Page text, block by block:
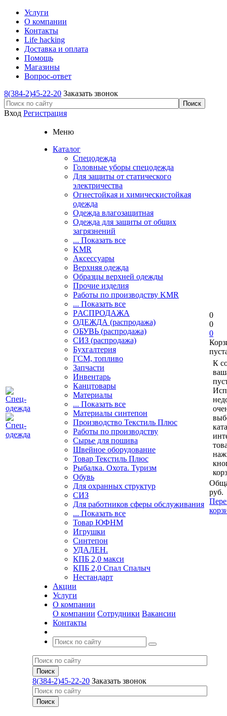
Услуги
О компании
Контакты
Life hacking
Доставка и оплата
Помощь
Магазины
Вопрос-ответ
8(384-2)45-22-20 Заказать звонок
Вход Регистрация
Меню
Каталог
Спецодежда
Головные уборы спецодежда
Для защиты от статического
электричества
Огнестойкая и химическистойкая
одежда
Одежда влагозащитная
Одежда для защиты от общих
загрязнений
... Показать все
KMR
Аксессуары
Верхняя одежда
Образцы верхней одежды
Прочие изделия
Работы по производству KMR
... Показать все
PАСПРОДАЖА
ОДЕЖДА (распродажа)
ОБУВЬ (распродажа)
СИЗ (распродажа)
Бухгалтерия
ГСМ, топливо
Запчасти
Инвентарь
Канцтовары
Материалы
... Показать все
Материалы синтепон
Производство Текстиль Плюс
Работы по производству
Сырье для пошива
Швейное оборудование
Товар Текстиль Плюс
Рыбалка. Охота. Туризм
Обувь
Для охранных структур
СИЗ
Для работников сферы обслуживания
... Показать все
Товар ЮФНМ
Игрушки
Синтепон
УДАЛЕН.
КПБ 2,0 макси
КПБ 2,0 Спал Спалыч
Нестандарт
Акции
Услуги
О компании
О компании Сотрудники Вакансии
Контакты
8(384-2)45-22-20 Заказать звонок
0
0
0
К
руб.